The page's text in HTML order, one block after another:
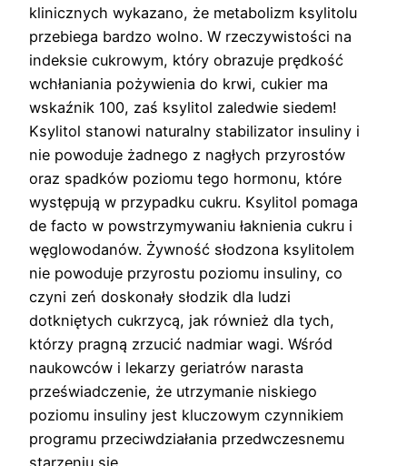
klinicznych wykazano, że metabolizm ksylitolu
przebiega bardzo wolno. W rzeczywistości na
indeksie cukrowym, który obrazuje prędkość
wchłaniania pożywienia do krwi, cukier ma
wskaźnik 100, zaś ksylitol zaledwie siedem!
Ksylitol stanowi naturalny stabilizator insuliny i
nie powoduje żadnego z nagłych przyrostów
oraz spadków poziomu tego hormonu, które
występują w przypadku cukru. Ksylitol pomaga
de facto w powstrzymywaniu łaknienia cukru i
węglowodanów. Żywność słodzona ksylitolem
nie powoduje przyrostu poziomu insuliny, co
czyni zeń doskonały słodzik dla ludzi
dotkniętych cukrzycą, jak również dla tych,
którzy pragną zrzucić nadmiar wagi. Wśród
naukowców i lekarzy geriatrów narasta
przeświadczenie, że utrzymanie niskiego
poziomu insuliny jest kluczowym czynnikiem
programu przeciwdziałania przedwczesnemu